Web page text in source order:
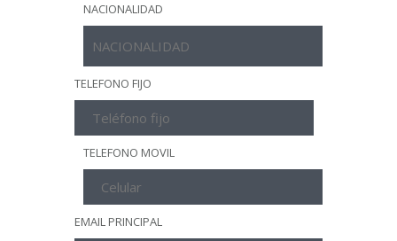
NACIONALIDAD
TELEFONO FIJO
TELEFONO MOVIL
EMAIL PRINCIPAL